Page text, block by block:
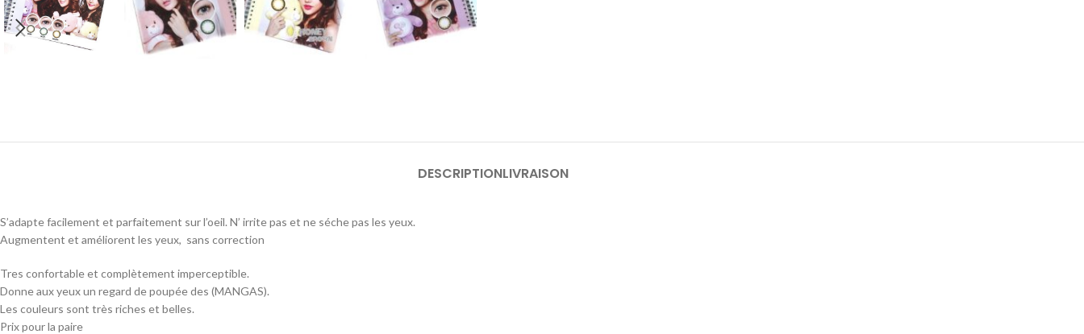
DESCRIPTIONLIVRAISON
S’adapte facilement et parfaitement sur l’oeil. N’ irrite pas et ne séche pas les yeux.
Augmentent et améliorent les yeux, sans correction
Tres confortable et complètement imperceptible.
Donne aux yeux un regard de poupée des (MANGAS).
Les couleurs sont très riches et belles.
Prix pour la paire